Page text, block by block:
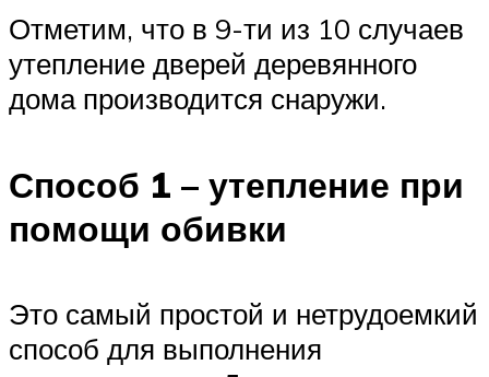
Отметим, что в 9-ти из 10 случаев
утепление дверей деревянного
дома производится снаружи.
Способ 1 – утепление при
помощи обивки
Это самый простой и нетрудоемкий
способ для выполнения